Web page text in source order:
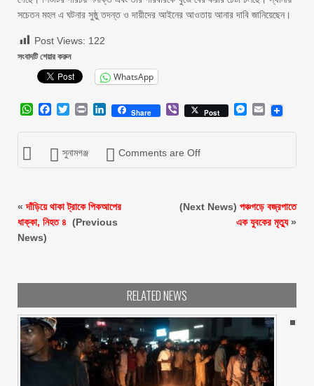
সচেতন মহল এ ঘটনার সুষ্ঠু তদন্ত ও দায়ীদের আইনের আওতায় আনার দাবি জানিয়েছেন।
Post Views: 122
সংবাদটি শেয়ার করুন
WhatsApp
WhatsApp
Facebook
Twitter
Print LinkedIn
Share ViberPost Messenger
Email
সুনামগঞ্জ Comments are Off
«দাঁড়িয়ে থাকা ট্রাকে পিকআপের
ধাক্কা, নিহত ৪ (Previous
News)
(Next News) পঞ্চগড়ে বজ্রপাতে
এক যুবকের মৃত্যু»
RELATED NEWS